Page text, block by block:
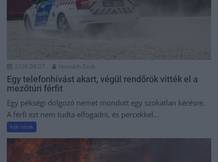
2026.08.07. Horváth Zsolt
Egy telefonhívást akart, végül rendőrök vitték el a
mezőtúri férfit
Egy pékségi dolgozó nemet mondott egy szokatlan kérésre.
A férfi ezt nem tudta elfogadni, és percekkel...
Kék hírek